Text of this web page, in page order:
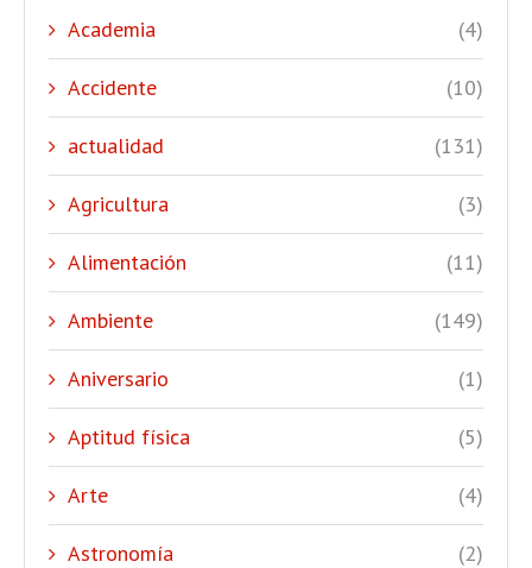
Academia (4)
Accidente (10)
actualidad (131)
Agricultura (3)
Alimentación (11)
Ambiente (149)
Aniversario (1)
Aptitud física (5)
Arte (4)
Astronomía (2)